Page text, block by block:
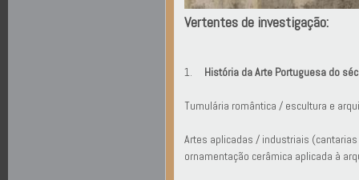
Vertentes de investigação:
1. História da Arte Portuguesa do
Tumulária romântica / escultura e
Artes aplicadas / industriais
ornamentação cerâmica aplicada à